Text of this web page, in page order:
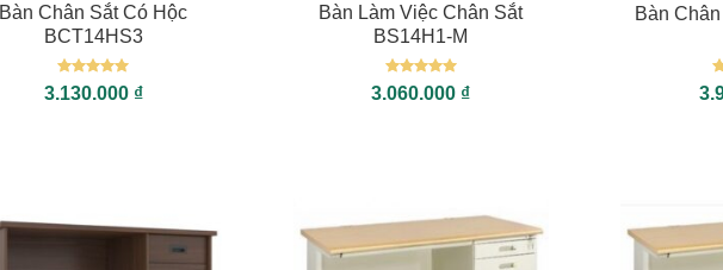
Bàn Chân Sắt Có Hộc
BCT14HS3
Được xếp
hạng55
3.130.000 ₫
Bàn Làm Việc Chân Sắt
BS14H1-M
Được xếp
hạng55
3.060.000 ₫
Bàn